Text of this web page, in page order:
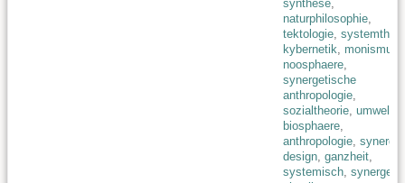
synthese,
naturphilosophie,
tektologie,
kybernetik, monismus
noosphaere,
synergetische
anthropologie,
sozialtheorie, umwelt
biosphaere,
anthropologie,
design, ganzheit,
systemisch, synergetik